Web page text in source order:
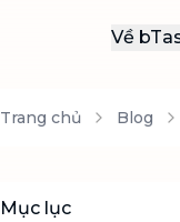
Về
Trang chủ Blog
Mục lục